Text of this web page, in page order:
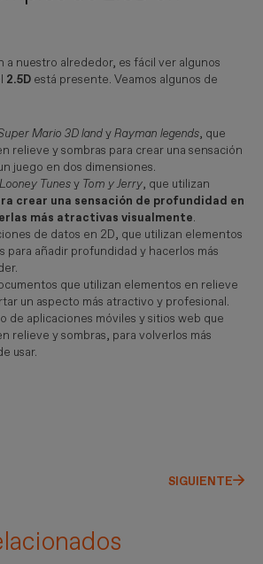
a nuestro alrededor, es fácil ver algunos
2.5D está presente. Veamos algunos de
Mario 3D landyRayman legends, que
relieve y sombras para crear una sensación
juego en dos dimensiones.
Looney Tunesy Tom y Jerry, que utilizan
crear una sensación de profundidad en
más atractivas visualmente.
de datos en 2D, que utilizan elementos
para añadir profundidad y hacerlos más
que utilizan elementos en relieve
un aspecto más atractivo y profesional.
de aplicaciones móviles y sitios web que
relieve y sombras, para volverlos más
usar.
SIGUIENTE